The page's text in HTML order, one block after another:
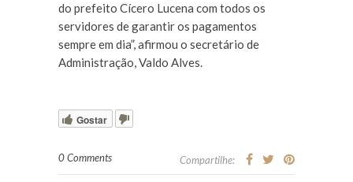
do prefeito Cícero Lucena com todos os
servidores de garantir os pagamentos
sempre em dia”, afirmou o secretário de
Administração, Valdo Alves.
Gostar
0 Comments Compartilhe: